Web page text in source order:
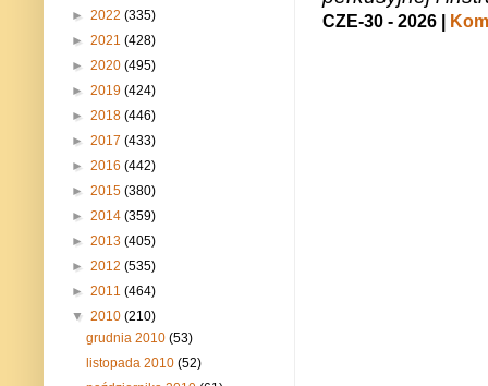
CZE-30 - 2026 |
► 2022 (335)
► 2021 (428)
► 2020 (495)
► 2019 (424)
► 2018 (446)
► 2017 (433)
► 2016 (442)
► 2015 (380)
► 2014 (359)
► 2013 (405)
► 2012 (535)
► 2011 (464)
▼ 2010 (210)
grudnia 2010(53)
listopada 2010(52)